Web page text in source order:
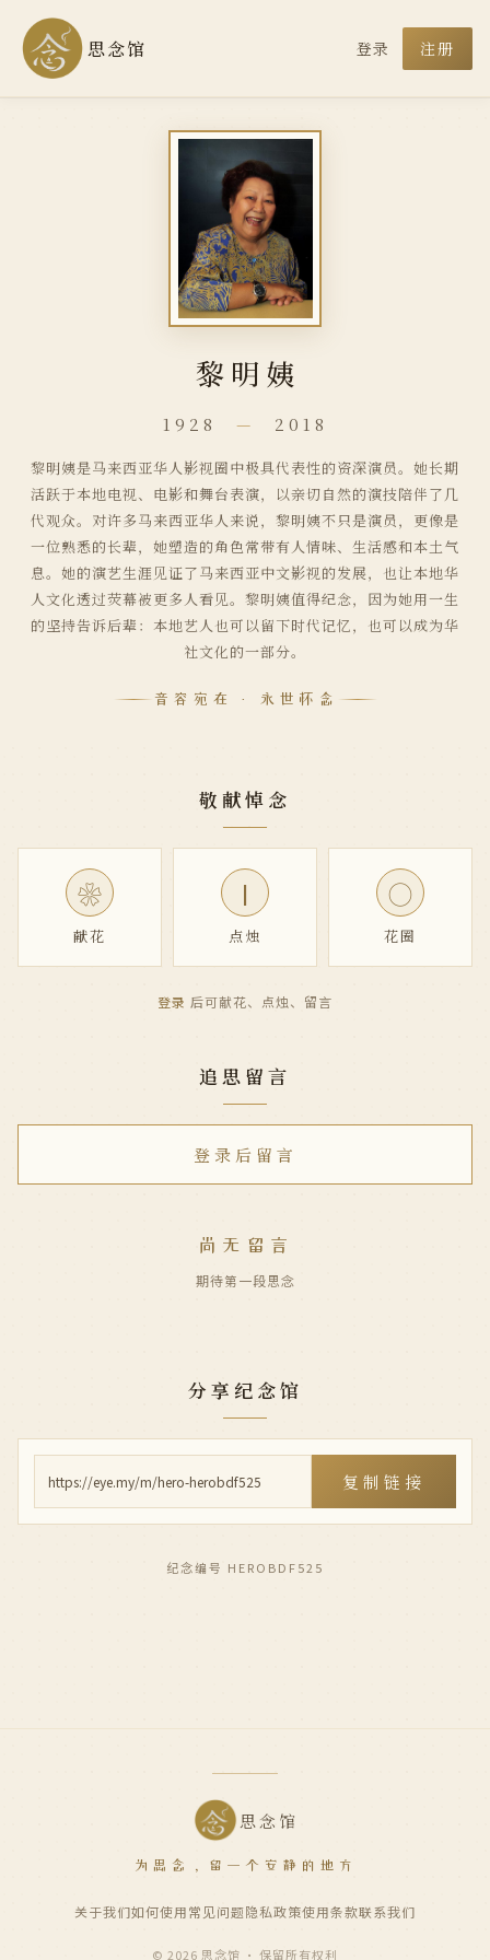
思念馆 登录 注册
黎明姨
1928 — 2018
黎明姨是马来西亚华人影视圈中极具代表性的资深演员。她长期
活跃于本地电视、电影和舞台表演，以亲切自然的演技陪伴了几
代观众。对许多马来西亚华人来说，黎明姨不只是演员，更像是
一位熟悉的长辈，她塑造的角色常带有人情味、生活感和本土气
息。她的演艺生涯见证了马来西亚中文影视的发展，也让本地华
人文化透过荧幕被更多人看见。黎明姨值得纪念，因为她用一生
的坚持告诉后辈：本地艺人也可以留下时代记忆，也可以成为华
社文化的一部分。
音容宛在 · 永世怀念
敬献悼念
❀
献花
|
点烛
◯
花圈
登录 后可献花、点烛、留言
追思留言
登录后留言
尚无留言
期待第一段思念
分享纪念馆
复制链接
纪念编号 HEROBDF525
思念馆
为思念，留一个安静的地方
关于我们如何使用常见问题隐私政策使用条款联系我们
© 2026 思念馆 · 保留所有权利